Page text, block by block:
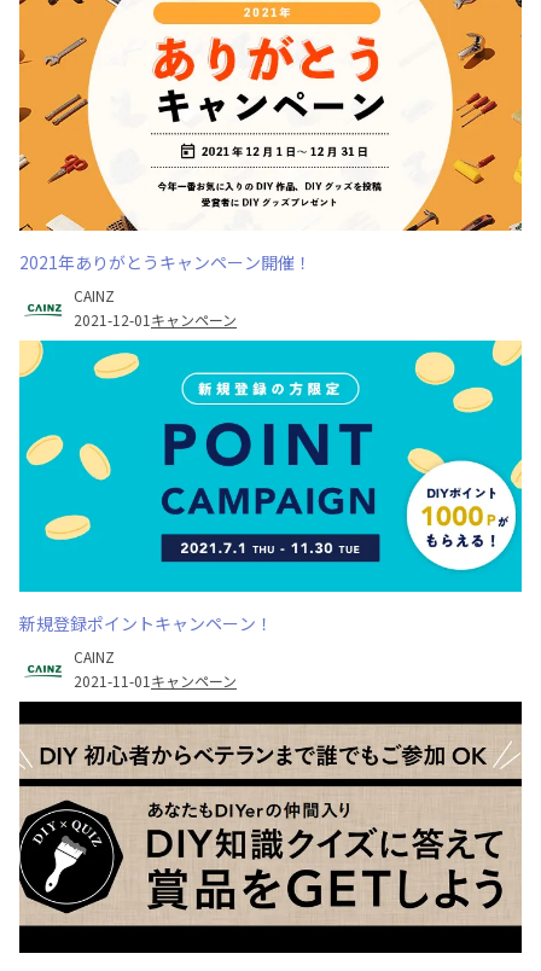
2021年ありがとうキャンペーン開催！
CAINZ
2021-12-01 キャンペーン
新規登録ポイントキャンペーン！
CAINZ
2021-11-01 キャンペーン